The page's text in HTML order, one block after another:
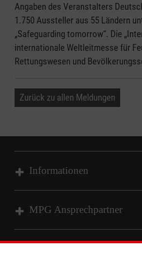
Angaben des Veranstalters
1.750 Aussteller aus 55 Ländern
„Safeguarding tomorrow“. Die
internationale Weltleitmesse für
Rettungswesen und
Zurück zu allen Meldungen
Informationen
Impressum
MPG Ansprechpartner
Den Beauftragten für